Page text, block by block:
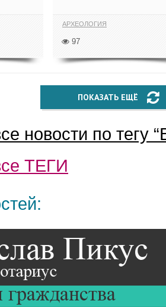
АРХЕОЛОГИЯ
97
ПОКАЗАТЬ ЕЩЁ
новости по тегу “
ТЕГИ